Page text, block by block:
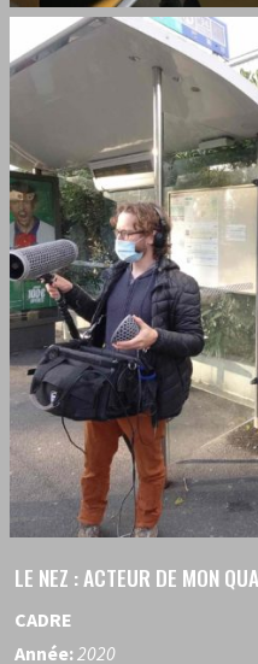
LE NEZ : ACTEUR DE MON
CADRE
Année:2020